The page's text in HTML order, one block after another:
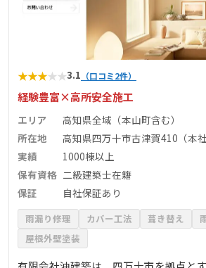
★★★★★3.1 （口コミ2件）
経験豊富×高所安全施工
エリア
高知県全域（本山町含む）
所在地
高知県四万十市古津賀410（本社
実績
1000棟以上
保有資格 二級建築士在籍
保証
自社保証あり
雨漏り修理 カバー工法 葺き替え
屋根外壁塗装